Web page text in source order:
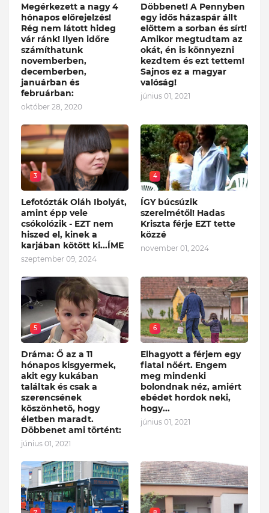
Megérkezett a nagy 4
hónapos előrejelzés!
Rég nem látott hideg
vár ránk! Ilyen időre
számíthatunk
novemberben,
decemberben,
januárban és
februárban:
október 28, 2020
Döbbenet! A Pennyben
egy idős házaspár állt
előttem a sorban és sírt!
Amikor megtudtam az
okát, én is könnyezni
kezdtem és ezt tettem!
Sajnos ez a magyar
valóság!
június 01, 2021
3
Lefotózták Oláh Ibolyát,
amint épp vele
csókolózik - EZT nem
hiszed el, kinek a
karjában kötött ki...ÍME
szeptember 09, 2024
4
ÍGY búcsúzik
szerelmétől! Hadas
Kriszta férje EZT tette
közzé
november 01, 2024
5
Dráma: Ő az a 11
hónapos kisgyermek,
akit egy kukában
találtak és csak a
szerencsének
köszönhető, hogy
életben maradt.
Döbbenet ami történt:
június 01, 2021
6
Elhagyott a férjem egy
fiatal nőért. Engem
meg mindenki
bolondnak néz, amiért
ebédet hordok neki,
hogy...
június 01, 2021